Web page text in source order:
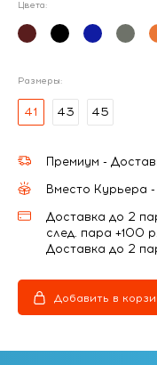
Цвета:
Размеры:
41 43 45
Премиум -
Вместо Курьера
Доставка до 2
след. пара +100
Доставка до 2
Добавить в